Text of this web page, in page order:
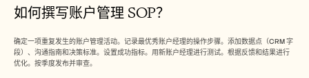
如何撰写账户管理 SOP？
确定一项重复发生的账户管理活动。记录最优秀账户经理的操作步骤。添加数据点（CRM 字
段）、沟通指南和决策标准。设置成功指标。用新账户经理进行测试。根据反馈和结果进行
优化。按季度发布并审查。